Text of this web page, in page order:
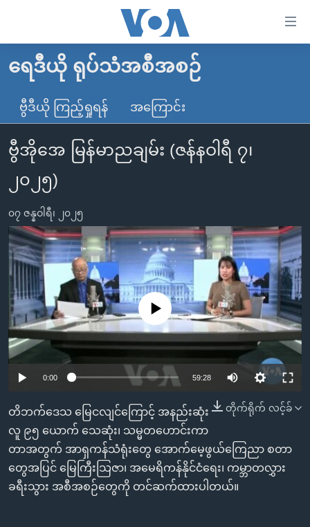
လွယ်ကူ
သည့်
Link
များ
ပင်မ
သို့
ကျော်
ကြည့်
ရန်
ပင်မ
အ
ညွန်း
စာမျက်နှာ
ကြည့်
ရန်
ရှာဖွေ
ရန်
နေရာ
မူလစာမျက်နှာ
မြန်မာ
ကမ္ဘာ့သတင်းများ
နိုင်ငံတကာ
အမေရိကန်
အစ္စရေး-ပါလက်စတိုင်း
ဗွီဒီယို
သတင်းလွတ်လပ်ခွင့်
ရပ်ဝန်းတခု လမ်းတခု အလွန်
အင်္ဂလိပ်စာလေ့လာမယ်
အမေရိကန်သုံးအီဒီယံ
မကြေးမုံရဲ့ အင်္ဂလိပ်စာ
ရုပ်ရှင်ထဲက အင်္ဂလိပ်စာ
သုတပဒေသာ အင်္ဂလိပ်စာ
အပတ်စဉ်ကဏ္ဍများ
ရေဒီယို
တီဗွီ
ရေဒီယိုနှင့်ရုပ်သံ အချက်အလက်များ
ရေဒီယို/တီဗွီအစီအစဉ်
Learning English
ဗွီအိုအေ လူမှုကွန်ယက်များ
ဘာသာစကားများ
ရေဒီယို ရုပ်သံအစီအစဉ်
ဗွီဒီယို ကြည့်ရှုရန် အကြောင်း
ဗွီအိုအေ မြန်မာညချမ်း (ဇန်နဝါရီ ၇၊
၂၀၂၅)
၀၇ ဇန္နဝါရီ၊ ၂၀၂၅
Auto 240p 360p 480p
720p 1080p
No media source currently available
0:00 59:28
240p
480p
တိုက်ရိုက် လင့်ခ်
တိဘက်ဒေသ မြေငလျင်ကြောင့် အနည်းဆုံး
လူ ၉၅ ယောက် သေဆုံး၊ သမ္မတဟောင်းကာ
တာအတွက် အာရှကန်သံရုံးတွေ အောက်မေ့ဖွယ်ကြေညာ စတာ
တွေအပြင် မြေကြီးသြဇာ၊ အမေရိကန်နိုင်ငံရေး၊ ကမ္ဘာတလွှား
ခရီးသွား အစီအစဉ်တွေကို တင်ဆက်ထားပါတယ်။